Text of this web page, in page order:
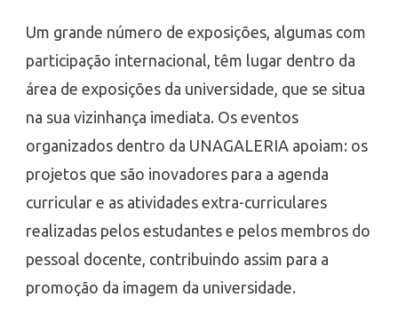
Um grande número de exposições, algumas com
participação internacional, têm lugar dentro da
área de exposições da universidade, que se situa
na sua vizinhança imediata. Os eventos
organizados dentro da UNAGALERIA apoiam: os
projetos que são inovadores para a agenda
curricular e as atividades extra-curriculares
realizadas pelos estudantes e pelos membros do
pessoal docente, contribuindo assim para a
promoção da imagem da universidade.